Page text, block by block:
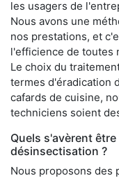
les usagers de
Nous avons une
nos prestations, et
l'efficience de toutes
Le choix du
termes d'éradication
cafards de cuisine,
techniciens soient
Quels s'avèrent
désinsectisation ?
Nous proposons des